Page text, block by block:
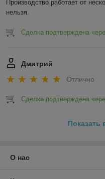
Производство работает от
нельзя.
Сделка подтверждена
Дмитрий
Отлично
Сделка подтверждена
Показать
О нас